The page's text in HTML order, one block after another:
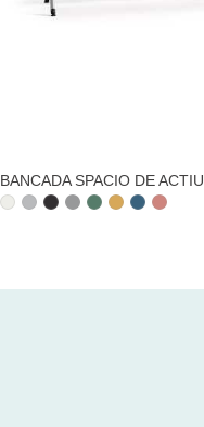
BANCADA SPACIO DE ACTIU